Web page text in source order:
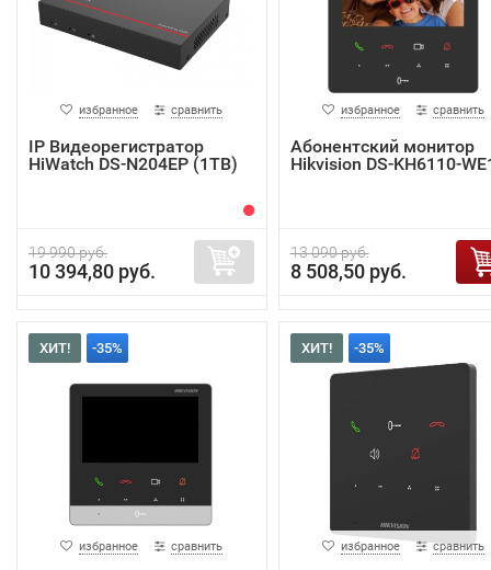
избранное сравнить
IP Видеорегистратор
HiWatch DS-N204EP (1TB)
19 990 руб.
10 394,80 руб.
избранное сравнить
Абонентский монитор
Hikvision DS-KH6110-
13 090 руб.
8 508,50 руб.
ХИТ! -35%
избранное сравнить
ХИТ! -35%
избранное сравнить